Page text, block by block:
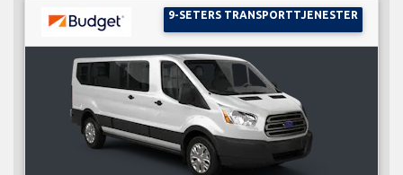
9-SETERS TRANSPORTTJENESTER